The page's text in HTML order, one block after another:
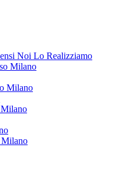
Noi Lo Realizziamo
Milano
Milano
Milano